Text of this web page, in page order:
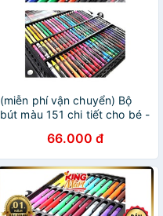
(miễn phí vận chuyển) Bộ
bút màu 151 chi tiết cho bé -
bút sáp(Retoanquoc)
66.000 đ